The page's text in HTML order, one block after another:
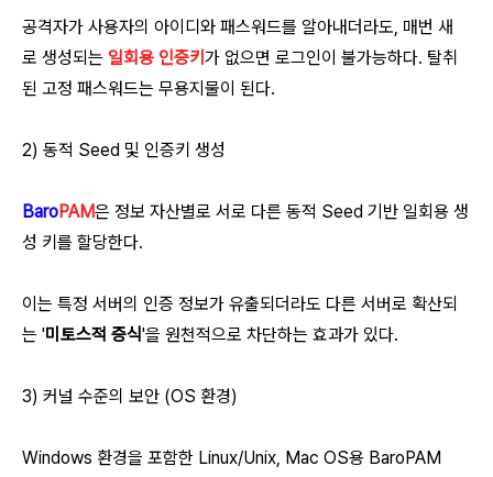
공격자가 사용자의 아이디와 패스워드를 알아내더라도, 매번 새
로 생성되는 일회용 인증키 가 없으면 로그인이 불가능하다. 탈취
된 고정 패스워드는 무용지물이 된다.
2) 동적 Seed 및 인증키 생성
BaroPAM은 정보 자산별로 서로 다른 동적 Seed 기반 일회용 생
성 키를 할당한다.
이는 특정 서버의 인증 정보가 유출되더라도 다른 서버로 확산되
는 '미토스적 증식'을 원천적으로 차단하는 효과가 있다.
3) 커널 수준의 보안 (OS 환경)
Windows 환경을 포함한 Linux/Unix, Mac OS용 BaroPAM